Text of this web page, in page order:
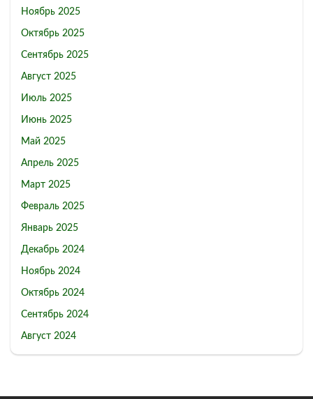
Ноябрь 2025
Октябрь 2025
Сентябрь 2025
Август 2025
Июль 2025
Июнь 2025
Май 2025
Апрель 2025
Март 2025
Февраль 2025
Январь 2025
Декабрь 2024
Ноябрь 2024
Октябрь 2024
Сентябрь 2024
Август 2024